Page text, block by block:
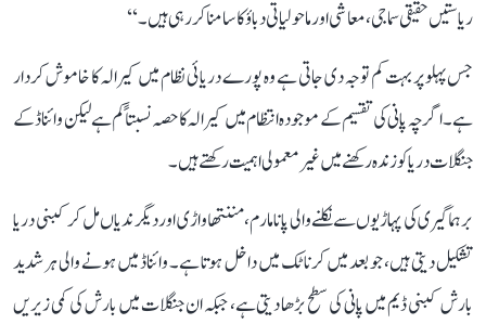
ریاستیں حقیقی سماجی، معاشی اور ماحولیاتی دباؤ کا سامنا کر رہی ہیں۔‘‘
جس پہلو پر بہت کم توجہ دی جاتی ہے وہ پورے دریائی نظام میں کیرالہ کا خاموش کردار
ہے۔ اگرچہ پانی کی تقسیم کے موجودہ انتظام میں کیرالہ کا حصہ نسبتاً کم ہے لیکن وائناڈ کے
جنگلات دریا کو زندہ رکھنے میں غیر معمولی اہمیت رکھتے ہیں۔
برہماگیری کی پہاڑیوں سے نکلنے والی پانامارم، مننتھاواڑی اور دیگر ندیاں مل کر کبنی دریا
تشکیل دیتی ہیں، جو بعد میں کرناٹک میں داخل ہوتا ہے۔ وائناڈ میں ہونے والی ہر شدید
بارش کبنی ڈیم میں پانی کی سطح بڑھا دیتی ہے، جبکہ ان جنگلات میں بارش کی کمی زیریں